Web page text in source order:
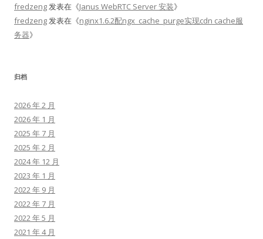
fredzeng发表在《Janus WebRTC Server 安装》
fredzeng发表在《nginx1.6.2配ngx_cache_purge实现cdn cache服
务器》
归档
2026 年 2 月
2026 年 1 月
2025 年 7 月
2025 年 2 月
2024 年 12 月
2023 年 1 月
2022 年 9 月
2022 年 7 月
2022 年 5 月
2021 年 4 月